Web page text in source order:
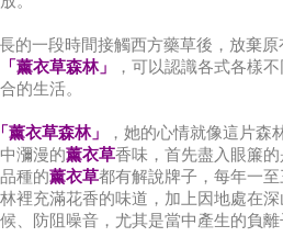
的一段時間接觸西方藥草後，放棄
「薰衣草森林」
，可以認識各式各樣
的生活。
「薰衣草森林」
，她的心情就像這片
瀰漫的薰衣草香味，首先盡入眼簾的
種的薰衣草都有解說牌子，每年一
裡充滿花香的味道，加上因地處在
、防阻噪音，尤其是當中產生的負